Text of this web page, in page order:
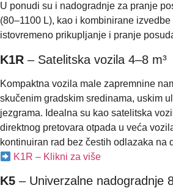
U ponudi su i nadogradnje za pranje
(80–1100 L), kao i kombinirane
istovremeno prikupljanje i pranje
K1R – Satelitska vozila 4–8 m³
Kompaktna vozila male zapremnine
skučenim gradskim sredinama, uskim
jezgrama. Idealna su kao satelitska
direktnog pretovara otpada u veća
kontinuiran rad bez čestih odlazaka na
K1R – Klikni za više
K5 – Univerzalne nadogradnje